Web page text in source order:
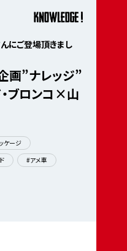
にご登場頂きまし
画”ナレッジ”
ブロンコ×山
ケージ
#アメ車